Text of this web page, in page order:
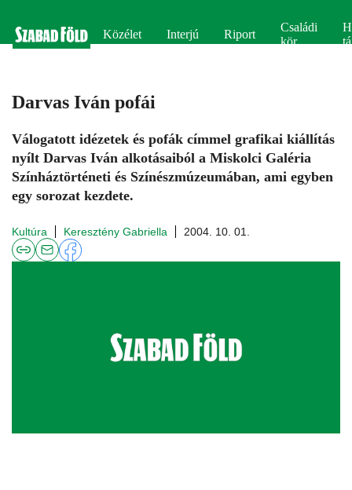
Közélet Interjú Riport
Családi
kör
Darvas Iván pofái
Válogatott idézetek és pofák címmel grafikai kiállítás
nyílt Darvas Iván alkotásaiból a Miskolci Galéria
Színháztörténeti és Színészmúzeumában, ami egyben
egy sorozat kezdete.
Kultúra Keresztény Gabriella 2004. 10. 01.